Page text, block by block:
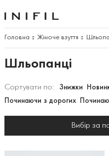
Головна Жіноче взуття
Шльопанці
Сортувати по: Знижки
Починаючи з дорогих
Вибір за